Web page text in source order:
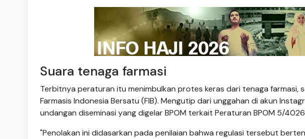
Suara tenaga farmasi
Terbitnya peraturan itu menimbulkan protes keras dari tenaga farmasi,
Farmasis Indonesia Bersatu (FIB). Mengutip dari unggahan di akun
undangan diseminasi yang digelar BPOM terkait Peraturan BPOM 5/
"Penolakan ini didasarkan pada penilaian bahwa regulasi tersebut